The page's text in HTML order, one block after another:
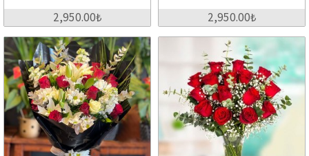
2,950.00₺ 2,950.00₺